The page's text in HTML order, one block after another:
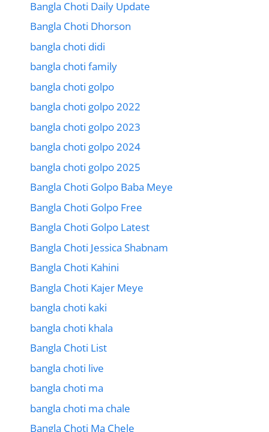
Bangla Choti Daily Update
Bangla Choti Dhorson
bangla choti didi
bangla choti family
bangla choti golpo
bangla choti golpo 2022
bangla choti golpo 2023
bangla choti golpo 2024
bangla choti golpo 2025
Bangla Choti Golpo Baba Meye
Bangla Choti Golpo Free
Bangla Choti Golpo Latest
Bangla Choti Jessica Shabnam
Bangla Choti Kahini
Bangla Choti Kajer Meye
bangla choti kaki
bangla choti khala
Bangla Choti List
bangla choti live
bangla choti ma
bangla choti ma chale
Bangla Choti Ma Chele